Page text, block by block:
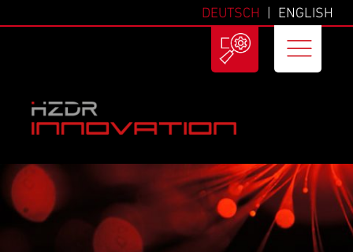
DEUTSCH ENGLISH